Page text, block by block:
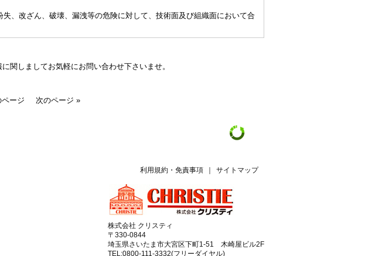
、改ざん、破壊、漏洩等の危険に対して、技術面及び組織面において合
関しましてお気軽にお問い合わせ下さいませ。
ージ 次のページ »
サイトマップ
利用規約・免責事項
株式会社 クリスティ
〒330-0844
埼玉県さいたま市大宮区下町1-51 木崎屋ビル2F
TEL:0800-111-3332(フリーダイヤル)